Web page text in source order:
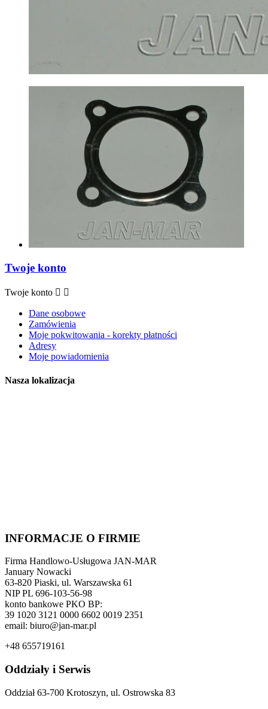
Twoje konto
Twoje konto  
Dane osobowe
Zamówienia
Moje pokwitowania - korekty płatności
Adresy
Moje powiadomienia
Nasza lokalizacja
INFORMACJE O FIRMIE
Firma Handlowo-Usługowa JAN-MAR
January Nowacki
63-820 Piaski, ul. Warszawska 61
NIP PL 696-103-56-98
konto bankowe PKO BP:
39 1020 3121 0000 6602 0019 2351
email: biuro@jan-mar.pl
+48 655719161
Oddziały i Serwis
Oddział 63-700 Krotoszyn, ul. Ostrowska 83